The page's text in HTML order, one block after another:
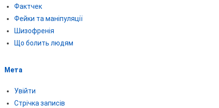
Фактчек
Фейки та маніпуляції
Шизофренія
Що болить людям
Мета
Увійти
Стрічка записів